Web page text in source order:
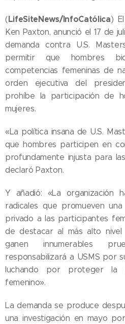
(LifeSiteNews/InfoCatólica)
Ken Paxton, anunció el 17 de
demanda contra U.S.
permitir que hombres
competencias femeninas de
orden ejecutiva del
prohíbe la participación de
mujeres.
«La política insana de U.S.
que hombres participen en
profundamente injusta para
declaró Paxton.
Y añadió: «La organización
radicales que promueven
privado a las participantes
de destacar al más alto
ganen innumerables
responsabilizará a USMS por
luchando por proteger la
femenino».
La demanda se produce
una investigación en mayo